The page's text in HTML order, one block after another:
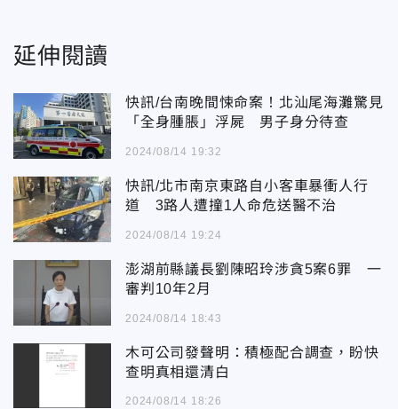
延伸閱讀
快訊/台南晚間悚命案！北汕尾海灘驚見
「全身腫脹」浮屍 男子身分待查
2024/08/14 19:32
快訊/北市南京東路自小客車暴衝人行
道 3路人遭撞1人命危送醫不治
2024/08/14 19:24
澎湖前縣議長劉陳昭玲涉貪5案6罪 一
審判10年2月
2024/08/14 18:43
木可公司發聲明：積極配合調查，盼快
查明真相還清白
2024/08/14 18:26